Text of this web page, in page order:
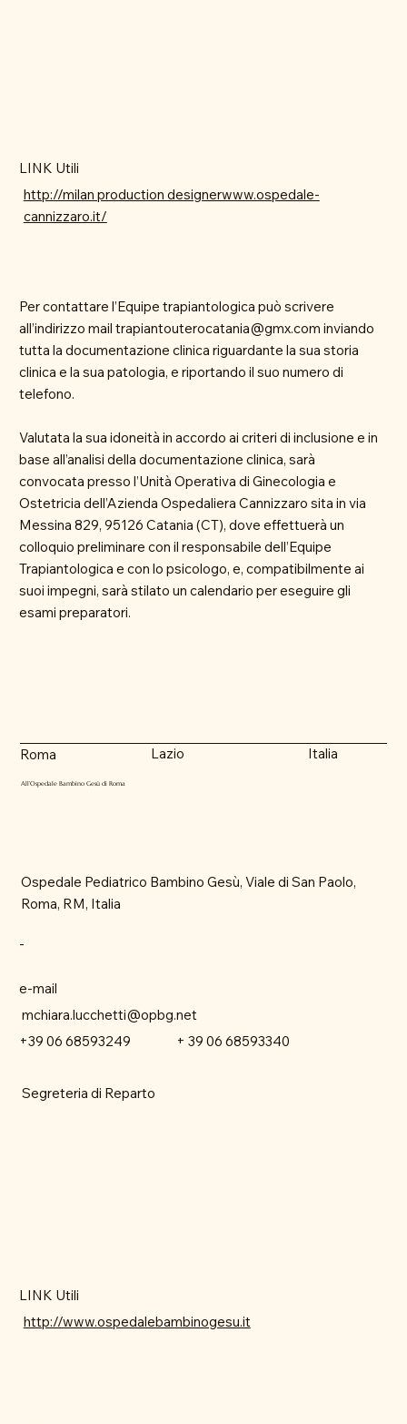
Per contattare l’Equipe trapiantologica può scrivere
all’indirizzo mailtrapiantouterocatania@gmx.com inviando
tutta la documentazione clinica riguardante la sua storia
clinica e la sua patologia, e riportando il suo numero di
telefono.
Valutata la sua idoneità in accordo ai criteri di inclusione e in
base all’analisi della documentazione clinica, sarà
convocata presso l’Unità Operativa di Ginecologia e
Ostetricia dell’Azienda Ospedaliera Cannizzaro sita in via
Messina 829, 95126 Catania (CT), dove effettuerà un
colloquio preliminare con il responsabile dell’Equipe
Trapiantologica e con lo psicologo, e, compatibilmente ai
suoi impegni, sarà stilato un calendario per eseguire gli
esami preparatori.
LINK Utili
http://milan production designerwww.ospedale-
cannizzaro.it/
All’Ospedale Bambino Gesù di Roma
Roma Lazio Italia
Ospedale Pediatrico Bambino Gesù, Viale di San Paolo,
Roma, RM, Italia
Segreteria di Reparto
mchiara.lucchetti@opbg.net
-
e-mail
+39 06 68593249 + 39 06 68593340
LINK Utili
http://www.ospedalebambinogesu.it